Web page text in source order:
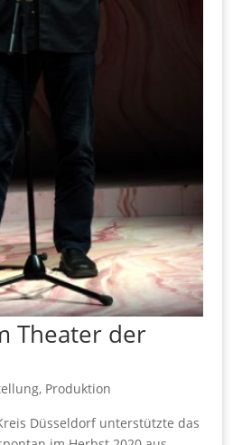
Theater der
, Produktion
Düsseldorf unterstützte das